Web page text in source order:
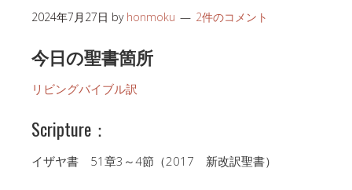
2024年7月27日 by honmoku 2件のコメント
今日の聖書箇所
リビングバイブル訳
Scripture：
イザヤ書 51章3～4節（2017 新改訳聖書）